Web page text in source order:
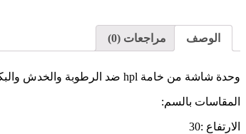
الوصف مراجعات (0)
وحدة شاشة من خامة hpl ضد الرطوبة والخدش والبكتيريا و الماء
المقاسات بالسم:
الارتفاع :30